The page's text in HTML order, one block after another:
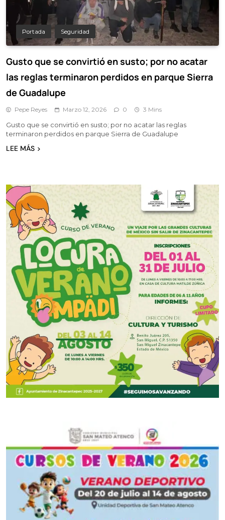
Portada Seguridad
Gusto que se convirtió en susto; por no acatar
las reglas terminaron perdidos en parque Sierra
de Guadalupe
Pepe Reyes Marzo 12, 2026 0 3 Mins
Gusto que se convirtió en susto; por no acatar las reglas
terminaron perdidos en parque Sierra de Guadalupe
LEE MÁS